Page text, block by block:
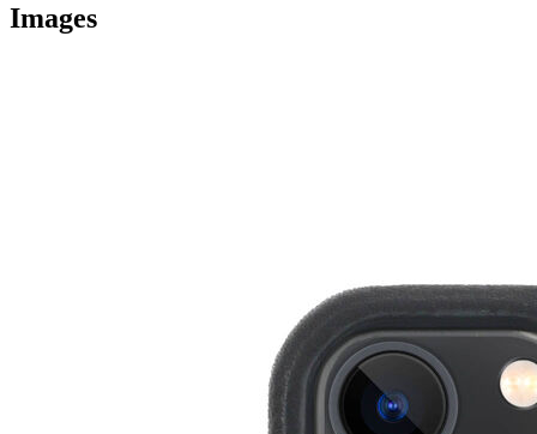
Images